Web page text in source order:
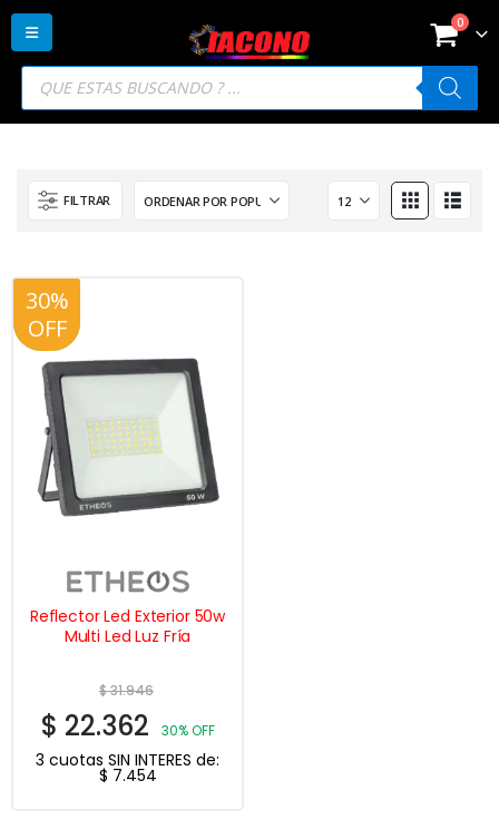
Búsqueda
productos
0
FILTRAR
30%
OFF
20%
OFF
Reflector Led Exterior 50w
Multi Led Luz Fría
$31.946
$ 22.362 30% OFF
3 cuotas SIN INTERES de:
$ 7.454